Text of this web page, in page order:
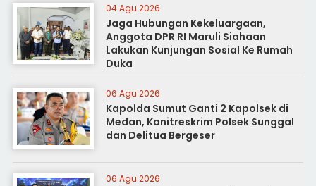
04 Agu 2026
Jaga Hubungan Kekeluargaan,
Anggota DPR RI Maruli Siahaan
Lakukan Kunjungan Sosial Ke Rumah
Duka
06 Agu 2026
Kapolda Sumut Ganti 2 Kapolsek di
Medan, Kanitreskrim Polsek Sunggal
dan Delitua Bergeser
06 Agu 2026